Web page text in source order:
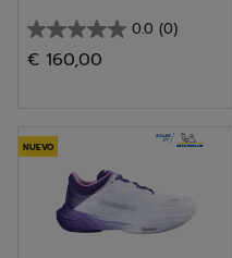
0.0 (0)
0.0
de
€ 160,00
NUEVO